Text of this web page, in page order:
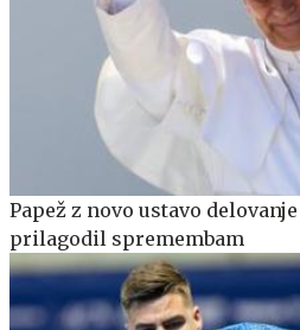
Papež z novo ustavo
prilagodil spremembam